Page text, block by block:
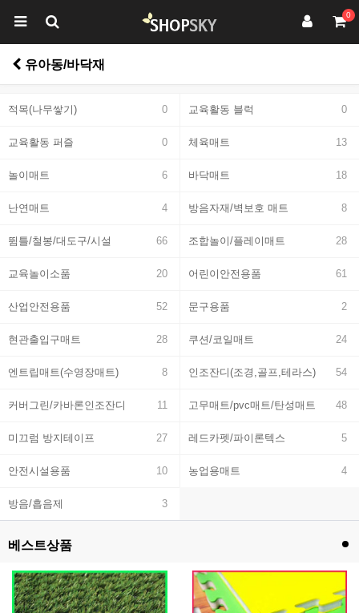
0
유아동/바닥재
적목(나무쌓기) 0 교육활동 블럭 0
교육활동 퍼즐 0 체육매트 13
놀이매트 6 바닥매트 18
난연매트 4 방음자재/벽보호 매트 8
뜀틀/철봉/대도구/시설 66 조합놀이/플레이매트 28
교육놀이소품 20 어린이안전용품 61
산업안전용품 52 문구용품 2
현관출입구매트 28 쿠션/코일매트 24
엔트립매트(수영장매트) 8 인조잔디(조경,골프,테라스) 54
커버그린/카바론인조잔디 11 고무매트/pvc매트/탄성매트 48
미끄럼 방지테이프 27 레드카펫/파이론텍스 5
안전시설용품 10 농업용매트 4
방음/흡음제 3
베스트상품